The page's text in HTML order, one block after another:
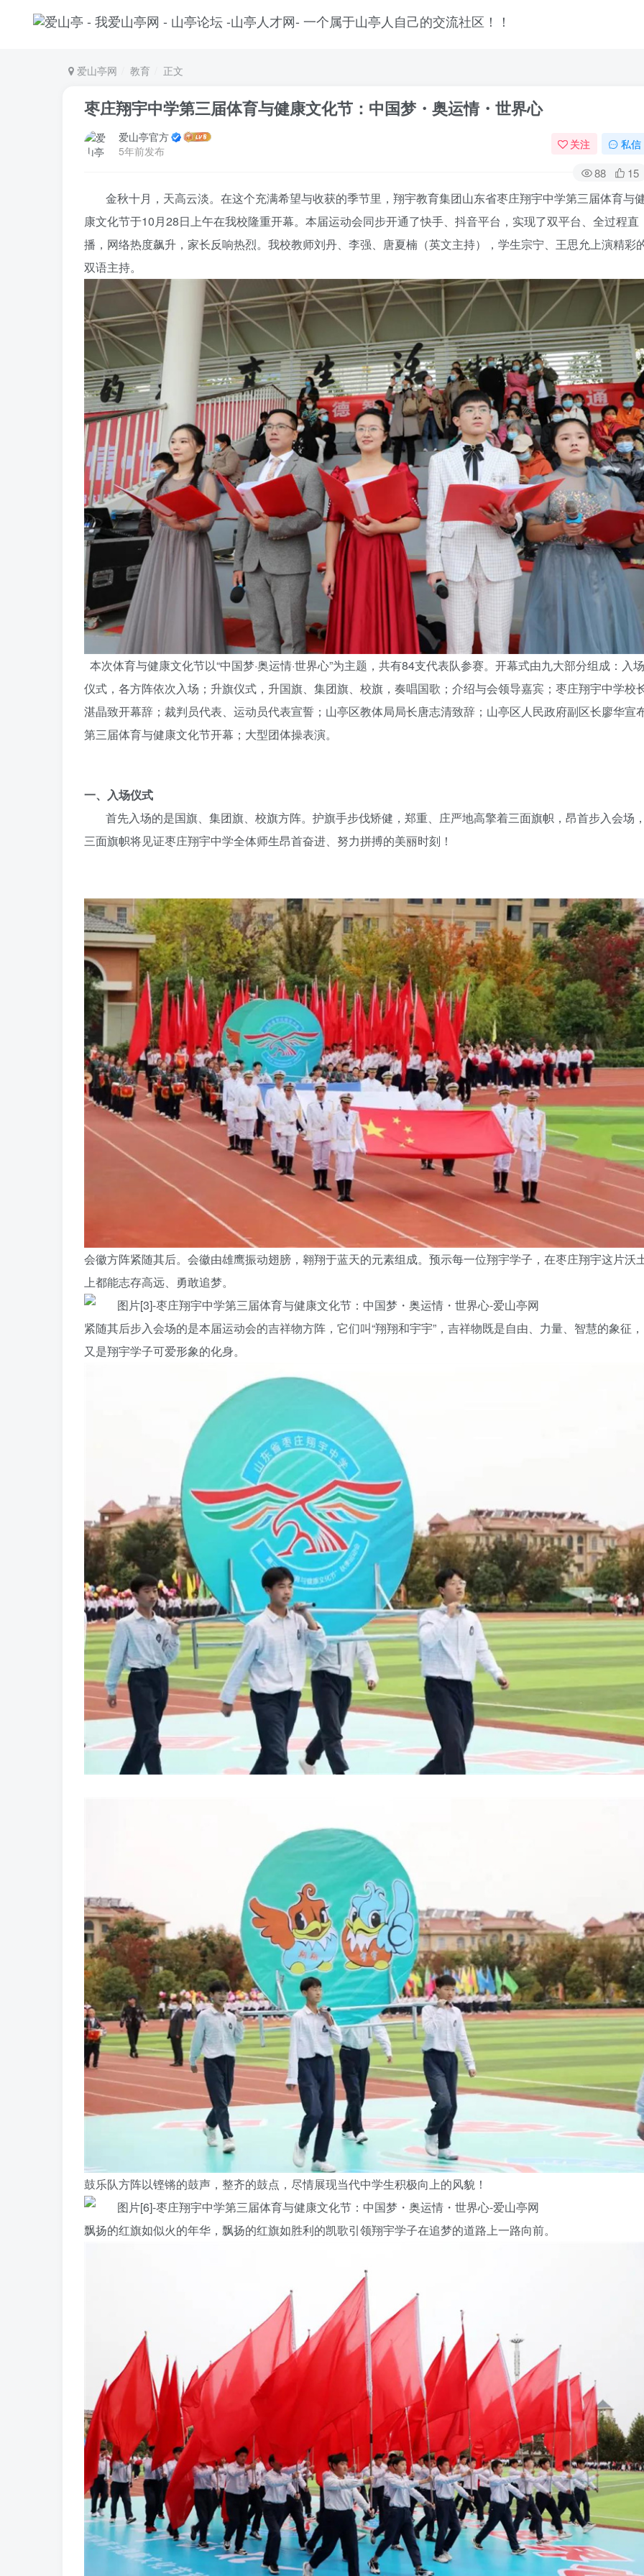
爱山亭网 教育 正文
枣庄翔宇中学第三届体育与健康文化节：中国梦・奥运情・世界心
爱山亭官方
5年前发布
关注 私信
88 15
金秋十月，天高云淡。在这个充满希望与收获的季节里，翔宇教育集团山东省枣庄翔宇中学第三届体育与
康文化节于10月28日上午在我校隆重开幕。本届运动会同步开通了快手、抖音平台，实现了双平台、全过程直
播，网络热度飙升，家长反响热烈。我校教师刘丹、李强、唐夏楠（英文主持），学生宗宁、王思允上演精彩
双语主持。
本次体育与健康文化节以“中国梦·奥运情·世界心”为主题，共有84支代表队参赛。开幕式由九大部分组成：入场
仪式，各方阵依次入场；升旗仪式，升国旗、集团旗、校旗，奏唱国歌；介绍与会领导嘉宾；枣庄翔宇中学校
湛晶致开幕辞；裁判员代表、运动员代表宣誓；山亭区教体局局长唐志清致辞；山亭区人民政府副区长廖华宣
第三届体育与健康文化节开幕；大型团体操表演。
一、入场仪式
首先入场的是国旗、集团旗、校旗方阵。护旗手步伐矫健，郑重、庄严地高擎着三面旗帜，昂首步入会场
三面旗帜将见证枣庄翔宇中学全体师生昂首奋进、努力拼搏的美丽时刻！
会徽方阵紧随其后。会徽由雄鹰振动翅膀，翱翔于蓝天的元素组成。预示每一位翔宇学子，在枣庄翔宇这片沃
上都能志存高远、勇敢追梦。
紧随其后步入会场的是本届运动会的吉祥物方阵，它们叫“翔翔和宇宇”，吉祥物既是自由、力量、智慧的象征，
又是翔宇学子可爱形象的化身。
鼓乐队方阵以铿锵的鼓声，整齐的鼓点，尽情展现当代中学生积极向上的风貌！
飘扬的红旗如似火的年华，飘扬的红旗如胜利的凯歌引领翔宇学子在追梦的道路上一路向前。
登录
没有账号？立即注册
手机号
记住登录
社交账
QQ登录
使用社交账号登录